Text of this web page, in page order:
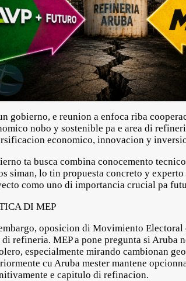
gobierno, e reunion a enfoca riba
nobo y sostenible pa e area di
economico, innovacion y
ta busca combina conocemento
siman, lo tin propuesta concreto y
como uno di importancia crucial pa
DI MEP
oposicion di Movimiento
di refineria. MEP a pone pregunta si Aruba
especialmente mirando cambionan
cu Aruba mester mantene
e capitulo di refinacion.